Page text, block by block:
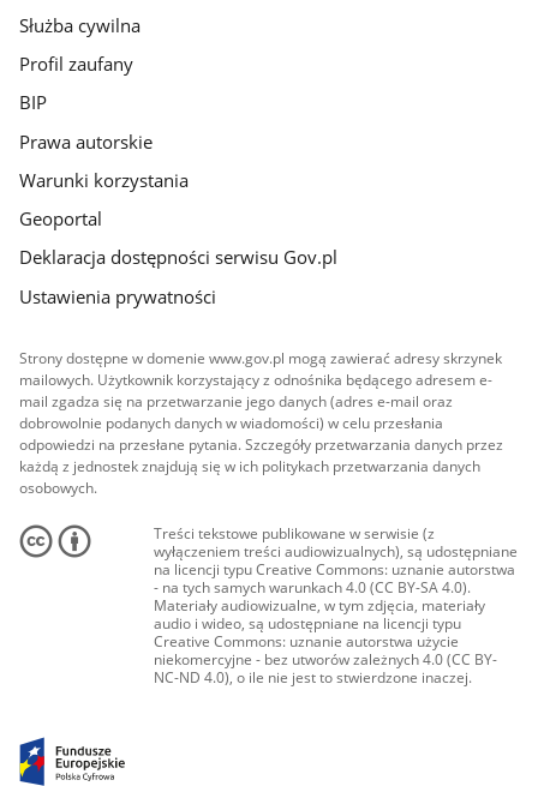
Służba cywilna
Profil zaufany
BIP
Prawa autorskie
Warunki korzystania
Geoportal
Deklaracja dostępności serwisu Gov.pl
Ustawienia prywatności
Strony dostępne w domenie www.gov.pl mogą zawierać adresy skrzynek
mailowych. Użytkownik korzystający z odnośnika będącego adresem e-
mail zgadza się na przetwarzanie jego danych (adres e-mail oraz
dobrowolnie podanych danych w wiadomości) w celu przesłania
odpowiedzi na przesłane pytania. Szczegóły przetwarzania danych przez
każdą z jednostek znajdują się w ich politykach przetwarzania danych
osobowych.
Treści tekstowe publikowane w serwisie (z
wyłączeniem treści audiowizualnych), są udostępniane
na licencji typu Creative Commons: uznanie autorstwa
- na tych samych warunkach 4.0 (CC BY-SA 4.0).
Materiały audiowizualne, w tym zdjęcia, materiały
audio i wideo, są udostępniane na licencji typu
Creative Commons: uznanie autorstwa użycie
niekomercyjne - bez utworów zależnych 4.0 (CC BY-
NC-ND 4.0), o ile nie jest to stwierdzone inaczej.